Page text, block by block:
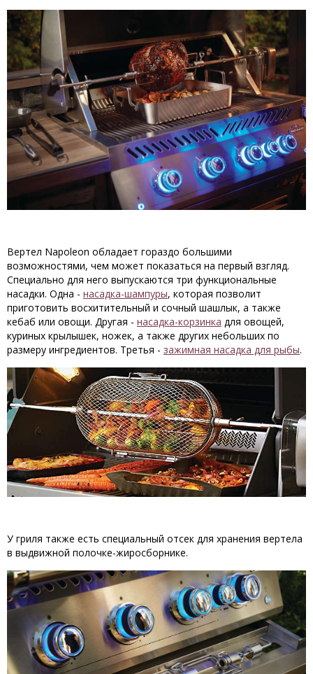
Вертел Napoleon обладает гораздо большими
возможностями, чем может показаться на первый взгляд.
Специально для него выпускаются три функциональные
насадки. Одна - насадка-шампуры, которая позволит
приготовить восхитительный и сочный шашлык, а также
кебаб или овощи. Другая - насадка-корзинка для овощей,
куриных крылышек, ножек, а также других небольших по
размеру ингредиентов. Третья - зажимная насадка для рыбы.
У гриля также есть специальный отсек для хранения вертела
в выдвижной полочке-жиросборнике.